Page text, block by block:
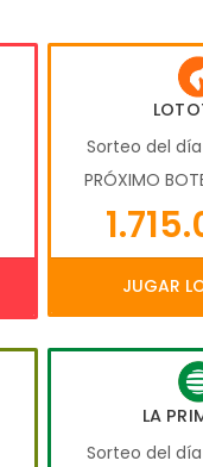
Sorteo del
PRÓXIMO
JUGAR
LA
Sorteo del